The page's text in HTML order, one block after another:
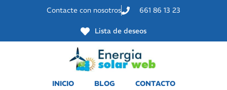
Contacte con nosotros 661 86 13 23
Lista de deseos
INICIO BLOG CONTACTO